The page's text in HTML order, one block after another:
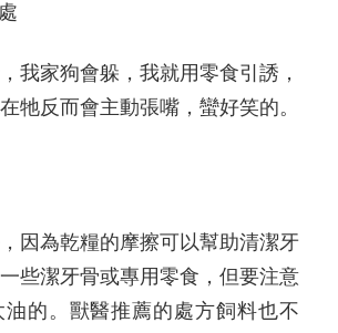
我家狗會躲，我就用零食引誘，
牠反而會主動張嘴，蠻好笑的。
因為乾糧的摩擦可以幫助清潔牙
些潔牙骨或專用零食，但要注意
的。獸醫推薦的處方飼料也不